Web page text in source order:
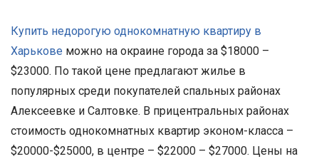
Купить недорогую однокомнатную квартиру в
Харькове можно на окраине города за $18000 –
$23000. По такой цене предлагают жилье в
популярных среди покупателей спальных районах
Алексеевке и Салтовке. В прицентральных районах
стоимость однокомнатных квартир эконом-класса –
$20000-$25000, в центре – $22000 – $27000. Цены на